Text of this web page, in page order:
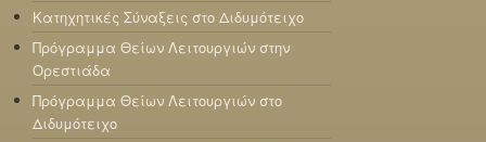
Κατηχητικές Σύναξεις στο Διδυμότειχο
Πρόγραμμα Θείων Λειτουργιών στην
Ορεστιάδα
Πρόγραμμα Θείων Λειτουργιών στο
Διδυμότειχο